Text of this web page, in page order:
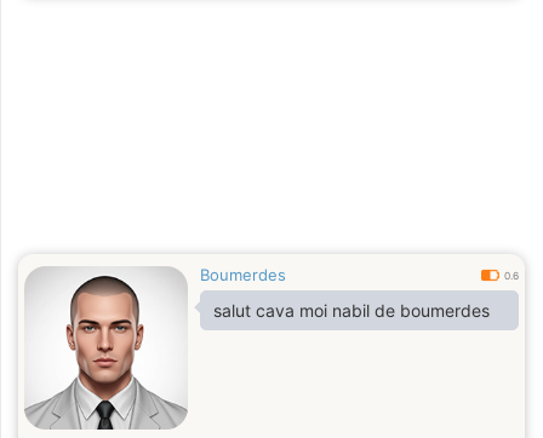
Boumerdes 0.6
salut cava moi nabil de boumerdes